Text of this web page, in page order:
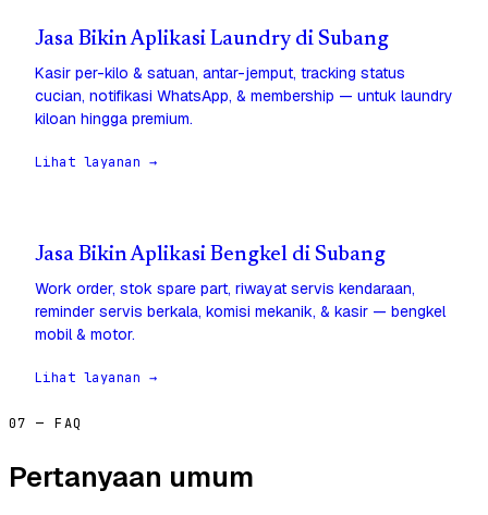
Jasa Bikin Aplikasi Laundry di Subang
Kasir per-kilo & satuan, antar-jemput, tracking status
cucian, notifikasi WhatsApp, & membership — untuk laundry
kiloan hingga premium.
Lihat layanan →
Jasa Bikin Aplikasi Bengkel di Subang
Work order, stok spare part, riwayat servis kendaraan,
reminder servis berkala, komisi mekanik, & kasir — bengkel
mobil & motor.
Lihat layanan →
07 — FAQ
Pertanyaan umum